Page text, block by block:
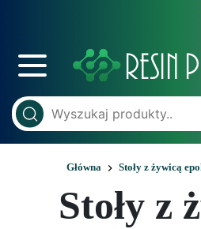
Główna Stoły z żywicą
Stoły z